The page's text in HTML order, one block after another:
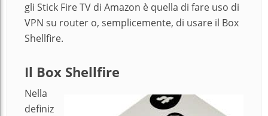
gli Stick Fire TV di Amazon è quella di fare uso di
VPN su router o, semplicemente, di usare il Box
Shellfire.
Il Box Shellfire
Nella
definiz